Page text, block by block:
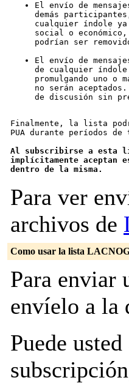
El envío de
demás
cualquier índole
social o
podrían ser
El envío de
de cualquier
promulgando uno
no serán
de discusión sin
Finalmente, la lista
PUA durante períodos
Al subscribirse a esta
implícitamente aceptan
dentro de la misma.
Para ver
archivos de
Como usar la lista
Para enviar
envíelo a la
Puede